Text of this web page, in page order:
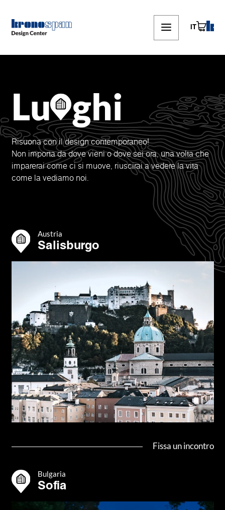
content
Lu ghi
Risuona con il design contemporaneo!
Non importa da dove vieni o dove sei ora, una volta che
imparerai come ci si muove, riuscirai a vedere la vita
come la vediamo noi.
Austria
Salisburgo
Fissa un incontro
Bulgaria
Sofia